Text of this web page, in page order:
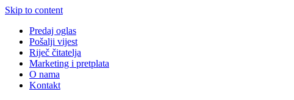
Skip to content
Predaj oglas
Pošalji vijest
Riječ čitatelja
Marketing i pretplata
O nama
Kontakt